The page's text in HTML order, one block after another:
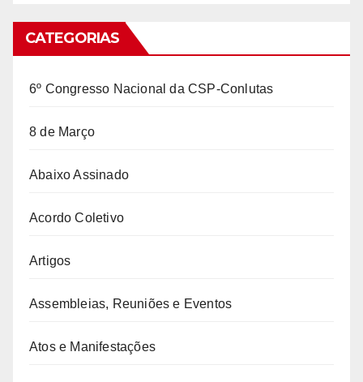
CATEGORIAS
6º Congresso Nacional da CSP-Conlutas
8 de Março
Abaixo Assinado
Acordo Coletivo
Artigos
Assembleias, Reuniões e Eventos
Atos e Manifestações